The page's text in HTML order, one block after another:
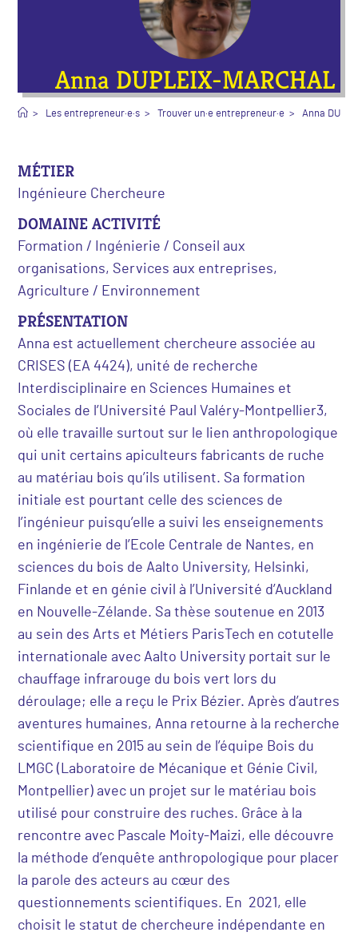
Anna DUPLEIX-MARCHAL
> Les entrepreneur·e·s > Trouver un·e entrepreneur·e > Anna
MÉTIER
Ingénieure Chercheure
DOMAINE ACTIVITÉ
Formation / Ingénierie / Conseil aux
organisations, Services aux entreprises,
Agriculture / Environnement
PRÉSENTATION
Anna est actuellement chercheure associée au
CRISES (EA 4424), unité de recherche
Interdisciplinaire en Sciences Humaines et
Sociales de l’Université Paul Valéry-Montpellier3,
où elle travaille surtout sur le lien anthropologique
qui unit certains apiculteurs fabricants de ruche
au matériau bois qu’ils utilisent. Sa formation
initiale est pourtant celle des sciences de
l’ingénieur puisqu’elle a suivi les enseignements
en ingénierie de l’Ecole Centrale de Nantes, en
sciences du bois de Aalto University, Helsinki,
Finlande et en génie civil à l’Université d’Auckland
en Nouvelle-Zélande. Sa thèse soutenue en 2013
au sein des Arts et Métiers ParisTech en cotutelle
internationale avec Aalto University portait sur le
chauffage infrarouge du bois vert lors du
déroulage; elle a reçu le Prix Bézier. Après d’autres
aventures humaines, Anna retourne à la recherche
scientifique en 2015 au sein de l’équipe Bois du
LMGC (Laboratoire de Mécanique et Génie Civil,
Montpellier) avec un projet sur le matériau bois
utilisé pour construire des ruches. Grâce à la
rencontre avec Pascale Moity-Maizi, elle découvre
la méthode d’enquête anthropologique pour placer
la parole des acteurs au cœur des
questionnements scientifiques. En 2021, elle
choisit le statut de chercheure indépendante en